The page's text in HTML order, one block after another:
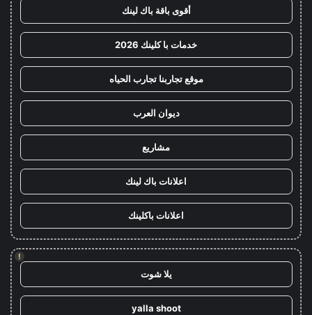
أقوى باقة باك لينك
خدمات با كلينك 2026
موقع تجاربنا تجارب الحياه
ديوان العرب
مشاريع
اعلانات باك لينك
اعلانات باكلينك
!
يلا شوت
yalla shoot